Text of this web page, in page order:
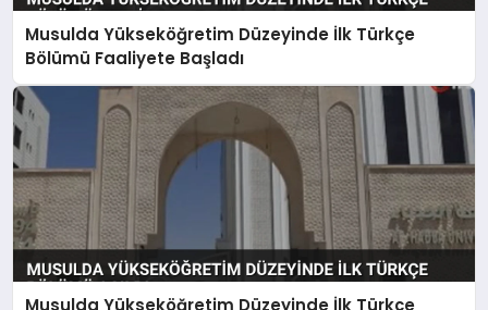
SAĞLIK
SIYASET
SPOR
YAŞAM
Musulda Yükseköğretim Düzeyinde İlk Türkçe
Bölümü Faaliyete Başladı
Musulda Yükseköğretim Düzeyinde İlk Türkçe